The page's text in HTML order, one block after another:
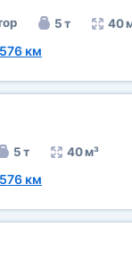
5 т 40
576 км
5 т 40 м³
576 км